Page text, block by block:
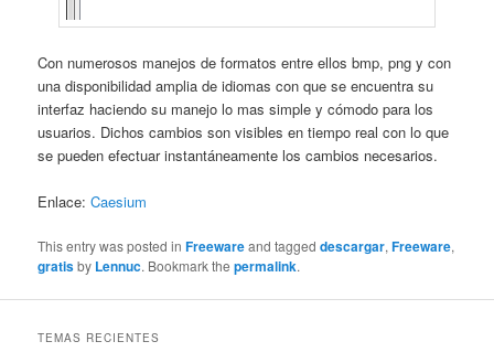
Con numerosos manejos de formatos entre ellos bmp, png y con
una disponibilidad amplia de idiomas con que se encuentra su
interfaz haciendo su manejo lo mas simple y cómodo para los
usuarios. Dichos cambios son visibles en tiempo real con lo que
se pueden efectuar instantáneamente los cambios necesarios.
Enlace:Caesium
This entry was posted inFreewareand taggeddescargar,Freeware,
gratisby Lennuc. Bookmark thepermalink.
TEMAS RECIENTES